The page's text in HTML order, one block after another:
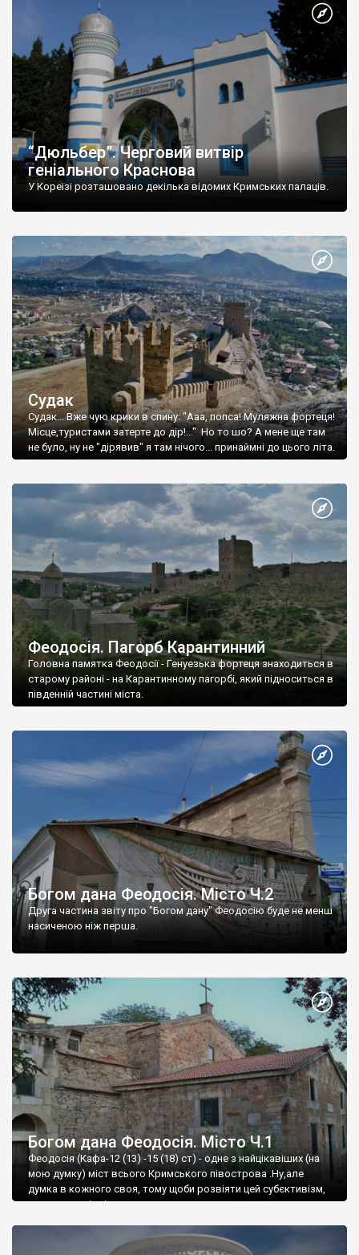
“Дюльбер”. Черговий витвір
геніального Краснова
У Кореїзі розташовано декілька відомих Кримських палаців.
Судак
Судак... Вже чую крики в спину: "Ааа, попса! Муляжна фортеця!
Місце,туристами затерте до дір!..." Но то шо? А мене ще там
не було, ну не "дірявив" я там нічого... принаймні до цього літа.
Феодосія. Пагорб Карантинний
Головна памятка Феодосії - Генуезька фортеця знаходиться в
старому районі - на Карантинному пагорбі, який підноситься в
південній частині міста.
Богом дана Феодосія. Місто Ч.2
Друга частина звіту про "Богом дану" Феодосію буде не менш
насиченою ніж перша.
Богом дана Феодосія. Місто Ч.1
Феодосія (Кафа-12 (13) -15 (18) ст) - одне з найцікавіших (на
мою думку) міст всього Кримського півострова .Ну,але
думка в кожного своя, тому щоби розвіяти цей субєктивізм,
запрошую відвідати це